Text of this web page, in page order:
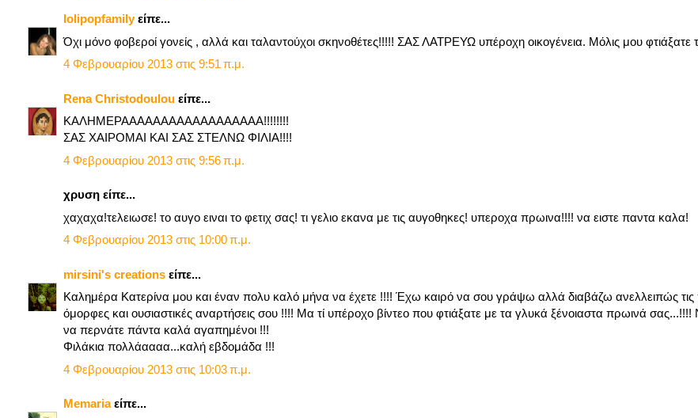
lolipopfamilyείπε...
Όχι μόνο φοβεροί γονείς , αλλά και ταλαντούχοι σκηνοθέτες!!!!! ΣΑΣ ΛΑΤΡΕΥΩ υπέροχη οικογένεια. Μόλις μου φτιάξατε
4 Φεβρουαρίου 2013 στις 9:51 π.μ.
Rena Christodoulou είπε...
ΚΑΛΗΜΕΡΑΑΑΑΑΑΑΑΑΑΑΑΑΑΑΑΑΑ!!!!!!!!
ΣΑΣ ΧΑΙΡΟΜΑΙ ΚΑΙ ΣΑΣ ΣΤΕΛΝΩ ΦΙΛΙΑ!!!!
4 Φεβρουαρίου 2013 στις 9:56 π.μ.
χρυση είπε...
χαχαχα!τελειωσε! το αυγο ειναι το φετιχ σας! τι γελιο εκανα με τις αυγοθηκες! υπεροχα πρωινα!!!! να ειστε παντα καλα!
4 Φεβρουαρίου 2013 στις 10:00 π.μ.
mirsini's creations είπε...
Καλημέρα Κατερίνα μου και έναν πολυ καλό μήνα να έχετε !!!! Έχω καιρό να σου γράψω αλλά διαβάζω ανελλειπώς τις
όμορφες και ουσιαστικές αναρτήσεις σου !!!! Μα τί υπέροχο βίντεο που φτιάξατε με τα γλυκά ξένοιαστα πρωινά σας...!!!!
να περνάτε πάντα καλά αγαπημένοι !!!
Φιλάκια πολλάαααα...καλή εβδομάδα !!!
4 Φεβρουαρίου 2013 στις 10:03 π.μ.
Memariaείπε...